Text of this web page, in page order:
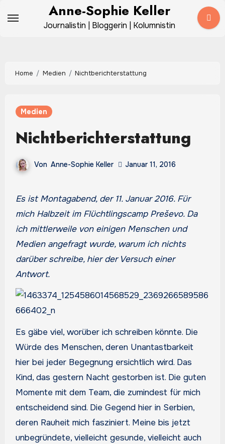
Inhalt
Anne-Sophie Keller
Journalistin | Bloggerin | Kolumnistin
Home Medien Nichtberichterstattung
Medien
Nichtberichterstattung
Von Anne-Sophie Keller Januar 11, 2016
Es ist Montagabend, der 11. Januar 2016. Für
mich Halbzeit im Flüchtlingscamp Preševo. Da
ich mittlerweile von einigen Menschen und
Medien angefragt wurde, warum ich nichts
darüber schreibe, hier der Versuch einer
Antwort.
Es gäbe viel, worüber ich schreiben könnte. Die
Würde des Menschen, deren Unantastbarkeit
hier bei jeder Begegnung ersichtlich wird. Das
Kind, das gestern Nacht gestorben ist. Die guten
Momente mit dem Team, die zumindest für mich
entscheidend sind. Die Gegend hier in Serbien,
deren Rauheit mich fasziniert. Meine bis jetzt
unbegründete, vielleicht gesunde, vielleicht auch